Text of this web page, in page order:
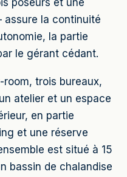
poseurs et une
la continuité
la partie
le gérant cédant.
trois bureaux,
atelier et un espace
en partie
et une réserve
est situé à 15
bassin de chalandise